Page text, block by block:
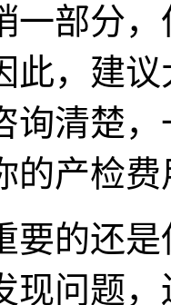
一部分
此，建
询清楚
的产检
的还是
现问题